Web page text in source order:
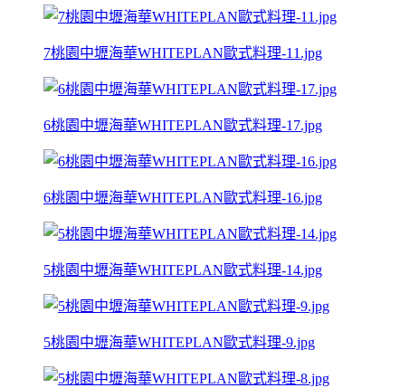
7桃園中壢海華WHITEPLAN歐式料理-11.jpg
6桃園中壢海華WHITEPLAN歐式料理-17.jpg
6桃園中壢海華WHITEPLAN歐式料理-16.jpg
5桃園中壢海華WHITEPLAN歐式料理-14.jpg
5桃園中壢海華WHITEPLAN歐式料理-9.jpg